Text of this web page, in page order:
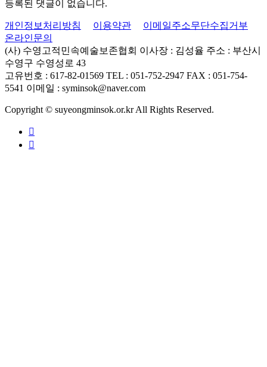
등록된 댓글이 없습니다.
개인정보처리방침 이용약관
이메일주소무단수집거부
온라인문의
(사) 수영고적민속예술보존협회 이사장 : 김성율 주소 : 부산시
수영구 수영성로 43
고유번호 : 617-82-01569 TEL : 051-752-2947 FAX : 051-754-
5541 이메일 : syminsok@naver.com
Copyright © suyeongminsok.or.kr All Rights Reserved.